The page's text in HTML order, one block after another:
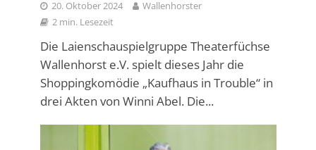
20. Oktober 2024
Wallenhorster
2 min. Lesezeit
Die Laienschauspielgruppe Theaterfüchse
Wallenhorst e.V. spielt dieses Jahr die
Shoppingkomödie „Kaufhaus in Trouble“ in
drei Akten von Winni Abel. Die...